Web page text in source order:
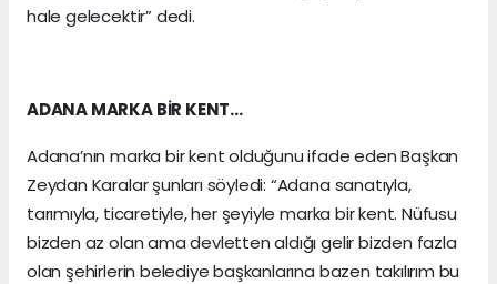
hale gelecektir” dedi.
ADANA MARKA BİR KENT…
Adana’nın marka bir kent olduğunu ifade eden Başkan
Zeydan Karalar şunları söyledi: “Adana sanatıyla,
tarımıyla, ticaretiyle, her şeyiyle marka bir kent. Nüfusu
bizden az olan ama devletten aldığı gelir bizden fazla
olan şehirlerin belediye başkanlarına bazen takılırım bu